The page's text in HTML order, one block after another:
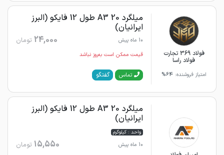
فولاد 369 تجارت
فولاد راسا
امتیاز فروشنده:64%
میلگرد 20 A3 طول 12 فایکو (البرز
ایرانیان)
10 ماه پیش 24,000 تومان
قیمت ممکن است به‌روز نباشد
تماس گفتگو
میلگرد 20 A3 طول 12 فایکو (البرز
ایرانیان)
واحد : کیلوگرم
10 ماه پیش
15,550 تومان